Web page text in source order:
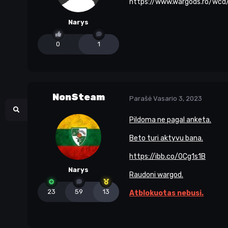
Narys
0 1
https://www.wargods.ro/
NonSteam
Narys
23 59 13
Parašė Vasario 3, 2023
Pildoma ne pagal anketa.
Beto turi aktyvu bana.
https://ibb.co/0Cg1s1B
Raudoni wargod.
Atblokuotas nebusi.